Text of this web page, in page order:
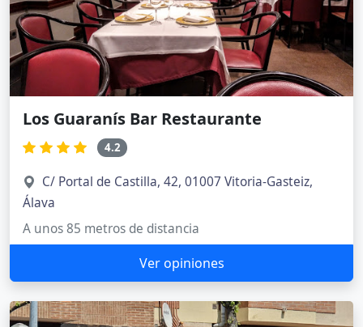
Los Guaranís Bar Restaurante
4.2
C/ Portal de Castilla, 42, 01007 Vitoria-Gasteiz,
Álava
A unos 85 metros de distancia
Ver opiniones